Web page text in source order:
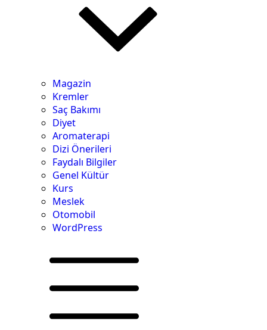
Magazin
Kremler
Saç Bakımı
Diyet
Aromaterapi
Dizi Önerileri
Faydalı Bilgiler
Genel Kültür
Kurs
Meslek
Otomobil
WordPress